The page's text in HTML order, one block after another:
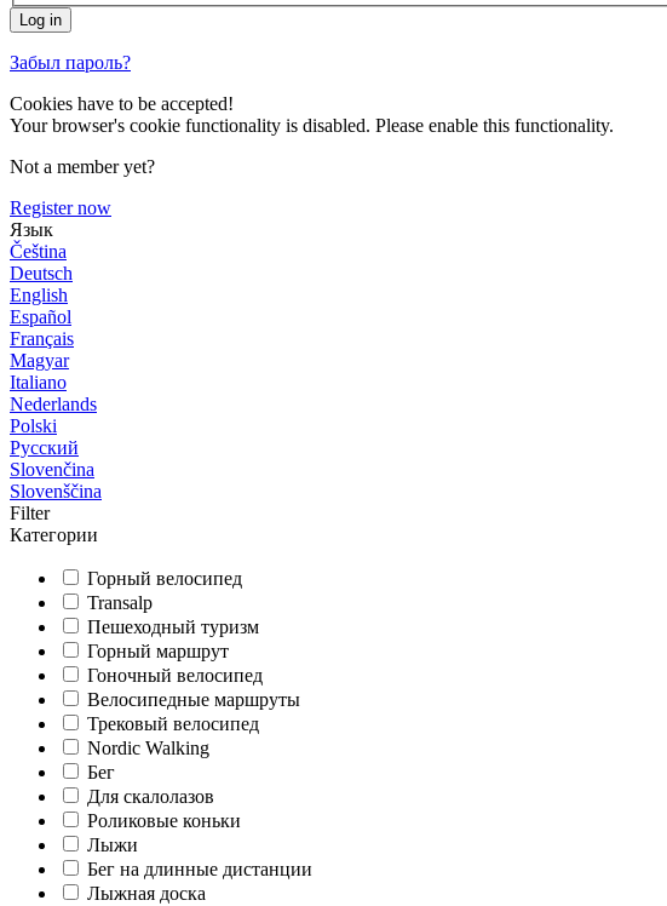
Забыл пароль?
Cookies have to be accepted!
Your browser's cookie functionality is disabled. Please enable this functionality.
Not a member yet?
Register now
Язык
Čeština
Deutsch
English
Español
Français
Magyar
Italiano
Nederlands
Polski
Русский
Slovenčina
Slovenščina
Filter
Категории
Горный велосипед
Transalp
Пешеходный туризм
Горный маршрут
Гоночный велосипед
Велосипедные маршруты
Трековый велосипед
Nordic Walking
Бег
Для скалолазов
Роликовые коньки
Лыжи
Бег на длинные дистанции
Лыжная доска